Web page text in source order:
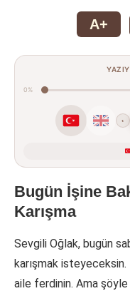
A+
0%
‹
Bugün İşine
Karışma
Sevgili Oğlak, bugün
karışmak isteyeceksin.
aile ferdinin. Ama